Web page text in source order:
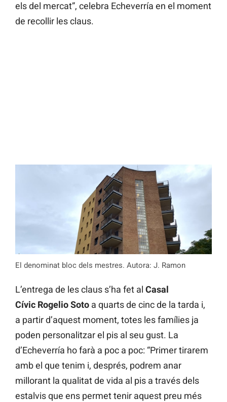
els del mercat”, celebra Echeverría en el moment
de recollir les claus.
El denominat bloc dels mestres. Autora: J. Ramon
L’entrega de les claus s’ha fet al Casal
Cívic Rogelio Soto a quarts de cinc de la tarda i,
a partir d’aquest moment, totes les famílies ja
poden personalitzar el pis al seu gust. La
d’Echeverría ho farà a poc a poc: “Primer tirarem
amb el que tenim i, després, podrem anar
millorant la qualitat de vida al pis a través dels
estalvis que ens permet tenir aquest preu més